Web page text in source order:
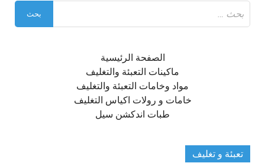
عن:
الصفحة الرئيسية
ماكينات التعبئة والتغليف
مواد وخامات التعبئة والتغليف
خامات و رولات اكياس التغليف
طبات اندكشن سيل
تعبئة و تغليف